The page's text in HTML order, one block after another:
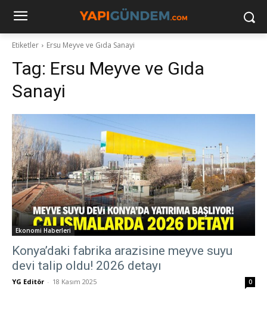
Etiketler Ersu Meyve ve Gıda Sanayi
Tag: Ersu Meyve ve Gıda
Sanayi
Ekonomi Haberleri
Konya’daki fabrika arazisine meyve suyu
devi talip oldu! 2026 detayı
YG Editör - 18 Kasım 2025 0